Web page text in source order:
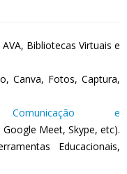
Bibliotecas Virtuais e
Canva, Fotos, Captura,
e
Meet, Skype, etc).
Educacionais,